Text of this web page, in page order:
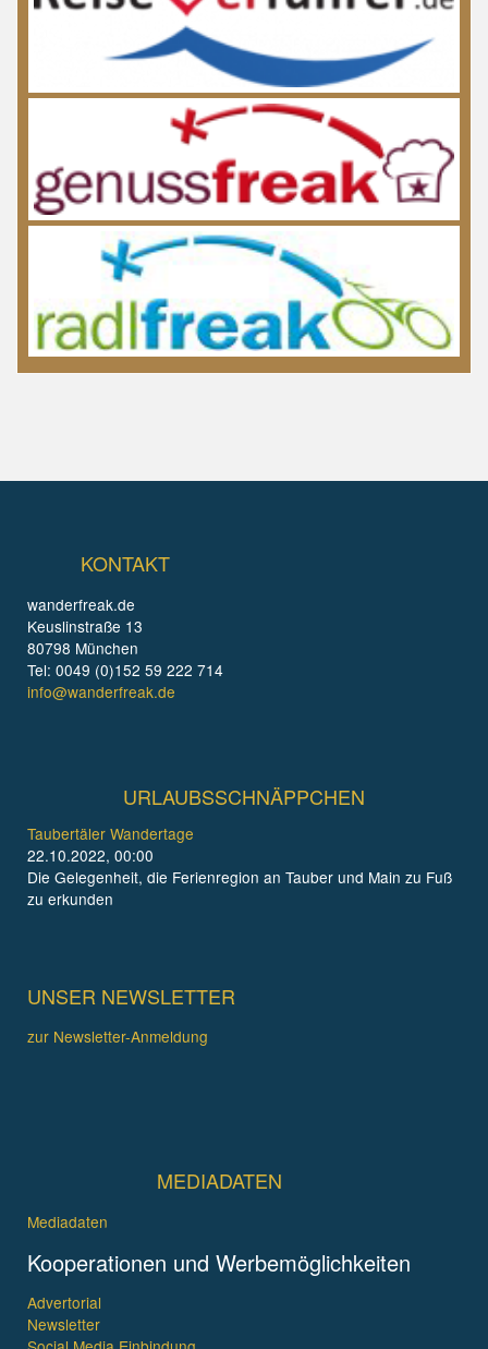
KONTAKT
wanderfreak.de
Keuslinstraße 13
80798 München
Tel: 0049 (0)152 59 222 714
info@wanderfreak.de
URLAUBSSCHNÄPPCHEN
Taubertäler Wandertage
22.10.2022, 00:00
Die Gelegenheit, die Ferienregion an Tauber und Main zu Fuß
zu erkunden
UNSER NEWSLETTER
zur Newsletter-Anmeldung
MEDIADATEN
Mediadaten
Kooperationen und Werbemöglichkeiten
Advertorial
Newsletter